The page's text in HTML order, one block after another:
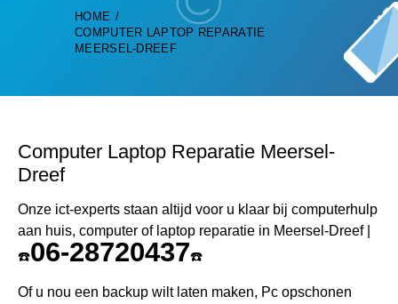
HOME
COMPUTER LAPTOP REPARATIE
MEERSEL-DREEF
Computer Laptop Reparatie Meersel-
Dreef
Onze ict-experts staan altijd voor u klaar bij computerhulp
aan huis, computer of laptop reparatie in Meersel-Dreef |
☎️06-28720437☎️
Of u nou een backup wilt laten maken, Pc opschonen